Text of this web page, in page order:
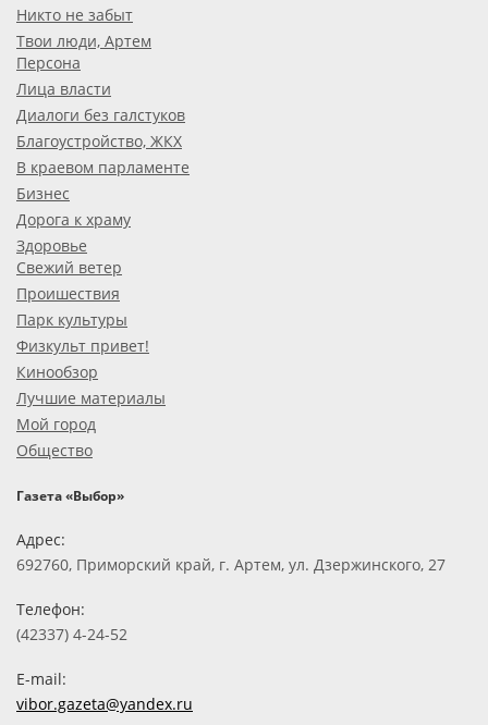
Никто не забыт
Твои люди, Артем
Персона
Лица власти
Диалоги без галстуков
Благоустройство, ЖКХ
В краевом парламенте
Бизнес
Дорога к храму
Здоровье
Свежий ветер
Проишествия
Парк культуры
Физкульт привет!
Кинообзор
Лучшие материалы
Мой город
Общество
Газета «Выбор»
Адрес:
692760, Приморский край, г. Артем, ул. Дзержинского, 27
Телефон:
(42337) 4-24-52
E-mail:
vibor.gazeta@yandex.ru